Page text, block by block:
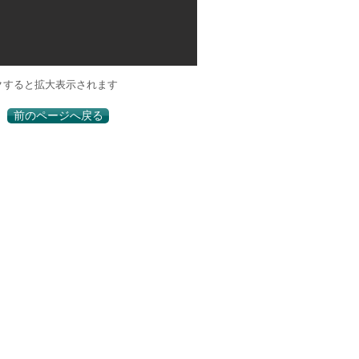
ると拡大表示されます
前のページへ戻る